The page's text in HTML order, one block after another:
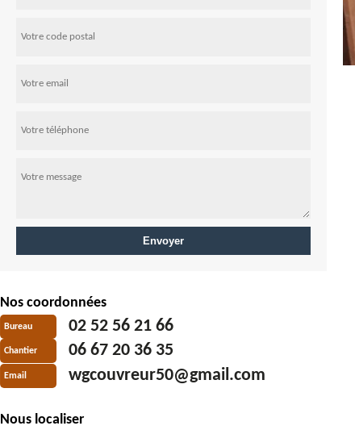
Nos coordonnées
Bureau 02 52 56 21 66
Chantier 06 67 20 36 35
Email wgcouvreur50@gmail.com
Nous localiser